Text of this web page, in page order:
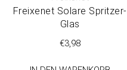
Freixenet Sola­re Spritzer-
Glas
€3,98